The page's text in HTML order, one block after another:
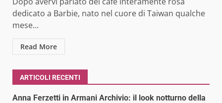
dedicato a Barbie, nato nel cuore di Taiwan qualche
mese...
Read More
ARTICOLI RECENTI
Anna Ferzetti in Armani Archivio: il look notturno della